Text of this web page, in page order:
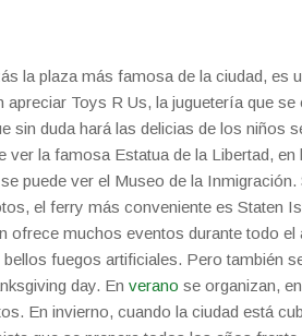
la plaza más famosa de la ciudad,
apreciar Toys R Us, la juguetería que
sin duda hará las delicias de los niños
ver la famosa Estatua de la Libertad,
puede ver el Museo de la
el ferry más conveniente es Staten
ofrece muchos eventos durante todo
fuegos artificiales. Pero también
day. En verano se organizan,
En invierno, cuando la ciudad está